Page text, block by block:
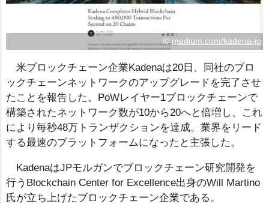
© medium.com/kadena-io
米ブロックチェーン企業Kadenaは20日、同社のブロ
ックチェーンネットワークのアップグレードを完了させ
たことを報告した。PoWレイヤー1ブロックチェーンで
構築されたネットワーク数が10から20へと倍増し、これ
により毎秒48万トランザクションを達成。業界をリード
する最速のプラットフォームになったと主張した。
KadenaはJPモルガンでブロックチェーン研究開発を
行うBlockchain Center for Excellence出身のWill Martino
氏が立ち上げたブロックチェーン企業である。